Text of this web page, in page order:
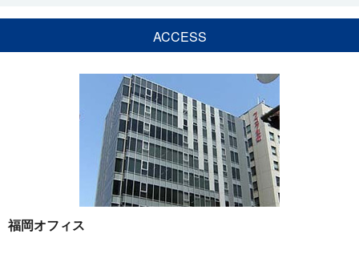
ACCESS
福岡オフィス